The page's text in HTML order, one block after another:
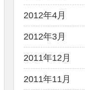
2012年4月
2012年3月
2011年12月
2011年11月